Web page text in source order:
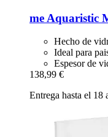
me Aquaristic
Hecho de
Ideal para
Espesor de
138,99 €
Entrega hasta el 18